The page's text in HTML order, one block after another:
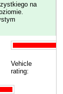
na
Vehicle
rating: